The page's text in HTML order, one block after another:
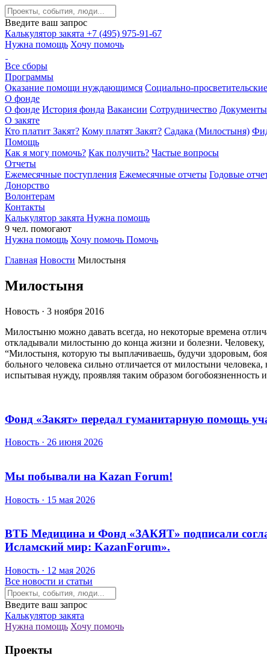
Введите ваш запрос
Калькулятор закята +7 (495) 975-91-67
Нужна помощь Хочу помочь
Все сборы
Программы
Оказание помощи нуждающимся Социально-просветительские
О фонде
О фонде История фонда Вакансии Сотрудничество Документы
О закяте
Кто платит Закят? Кому платят Закят? Садака (Милостыня)
Помощь
Как я могу помочь? Как получить? Частые вопросы
Отчеты
Ежемесячные поступления Ежемесячные отчеты Годовые
Донорство
Волонтерам
Контакты
Калькулятор закята Нужна помощь
9 чел. помогают
Нужна помощь Хочу помочь Помочь
Главная Новости Милостыня
Милостыня
Новость · 3 ноября 2016
Милостыню можно давать всегда, но некоторые времена
откладывали милостыню до конца жизни и болезни.
“Милостыня, которую ты выплачиваешь, будучи здоровым,
больного человека сильно отличается от милостыни
испытывая нужду, проявляя таким образом богобоязненность
Фонд «Закят» передал гуманитарную помощь
Новость · 26 июня 2026
Мы побывали на Kazan Forum!
Новость · 15 мая 2026
ВТБ Медицина и Фонд «ЗАКЯТ» подписали
Исламский мир: KazanForum».
Новость · 12 мая 2026
Все новости и статьи
Введите ваш запрос
Калькулятор закята
Нужна помощь Хочу помочь
Проекты